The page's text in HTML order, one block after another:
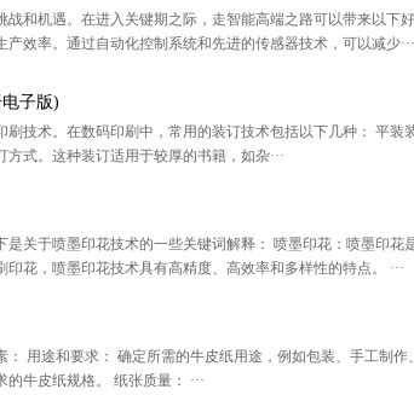
和机遇。在进入关键期之际，走智能高端之路可以带来以下
效率。通过自动化控制系统和先进的传感器技术，可以减少···
子版)
技术。在数码印刷中，常用的装订技术包括以下几种： 平装
式。这种装订适用于较厚的书籍，如杂···
关于喷墨印花技术的一些关键词解释： 喷墨印花：喷墨印花
花，喷墨印花技术具有高精度、高效率和多样性的特点。 ···
用途和要求： 确定所需的牛皮纸用途，例如包装、手工制
牛皮纸规格。 纸张质量： ···